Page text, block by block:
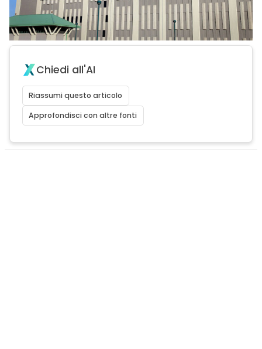
Chiedi all'AI
Riassumi questo articolo
Approfondisci con altre fonti